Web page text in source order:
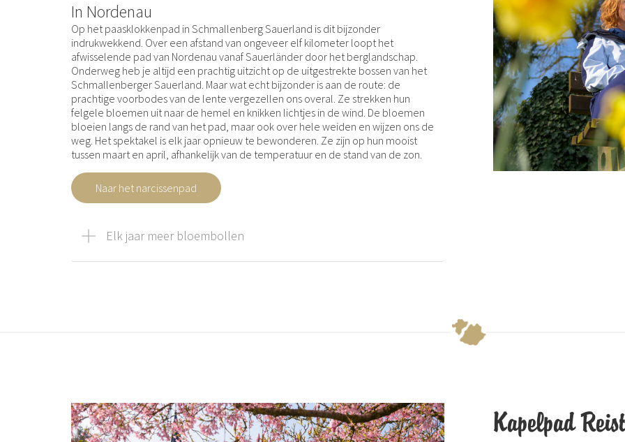
In Nordenau
Op het paasklokkenpad in Schmallenberg Sauerland is dit bijzonder
indrukwekkend. Over een afstand van ongeveer elf kilometer loopt het
afwisselende pad van Nordenau vanaf Sauerländer door het berglandschap.
Onderweg heb je altijd een prachtig uitzicht op de uitgestrekte bossen van het
Schmallenberger Sauerland. Maar wat echt bijzonder is aan de route: de
prachtige voorbodes van de lente vergezellen ons overal. Ze strekken hun
felgele bloemen uit naar de hemel en knikken lichtjes in de wind. De bloemen
bloeien langs de rand van het pad, maar ook over hele weiden en wijzen ons de
weg. Het spektakel is elk jaar opnieuw te bewonderen. Ze zijn op hun mooist
tussen maart en april, afhankelijk van de temperatuur en de stand van de zon.
Naar het narcissenpad
Elk jaar meer bloembollen
Kapelpad